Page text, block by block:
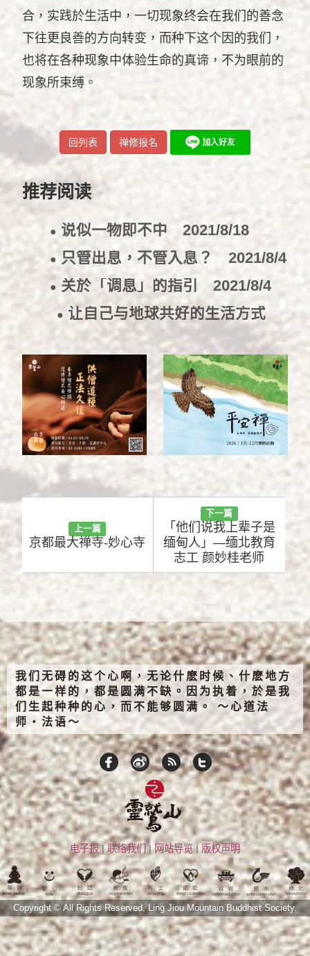
合，实践於生活中，一切现象终会在我们的善念
下往更良善的方向转变，而种下这个因的我们，
也将在各种现象中体验生命的真谛，不为眼前的
现象所束缚。
回列表 禅修报名
推荐阅读
● 说似一物即不中 2021/8/18
● 只管出息，不管入息？ 2021/8/4
● 关於「调息」的指引2021/8/4
● 让自己与地球共好的生活方式
2021/7/16
上一篇
京都最大禅寺-妙心寺
下一篇
「他们说我上辈子是
缅甸人」—缅北教育
志工 颜妙桂老师
我们无碍的这个心啊，无论什麽时候、什麽地方
都是一样的，都是圆满不缺。因为执着，於是我
们生起种种的心，而不能够圆满。 ～心道法
师‧法语～
电子报|联络我们|网站导览| 版权声明
Copyright © All Rights Reserved.Ling Jiou Mountain Buddhist Society.